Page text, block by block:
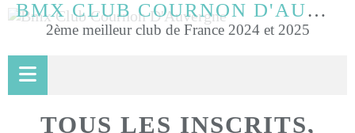
BMX CLUB COURNON D'AUVERGNE
2ème meilleur club de France 2024 et 2025
TOUS LES INSCRITS,